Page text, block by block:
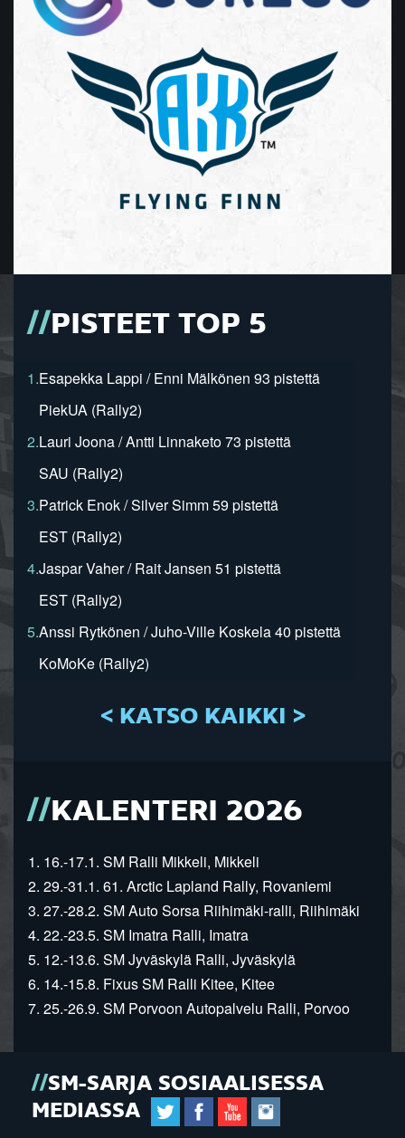
PISTEET TOP 5
1.Esapekka Lappi / Enni Mälkönen 93 pistettä
PiekUA (Rally2)
2.Lauri Joona / Antti Linnaketo 73 pistettä
SAU (Rally2)
3.Patrick Enok / Silver Simm 59 pistettä
EST (Rally2)
4.Jaspar Vaher / Rait Jansen 51 pistettä
EST (Rally2)
5.Anssi Rytkönen / Juho-Ville Koskela 40 pistettä
KoMoKe (Rally2)
< KATSO KAIKKI >
KALENTERI 2026
1. 16.-17.1. SM Ralli Mikkeli, Mikkeli
2. 29.-31.1. 61. Arctic Lapland Rally, Rovaniemi
3. 27.-28.2. SM Auto Sorsa Riihimäki-ralli, Riihimäki
4. 22.-23.5. SM Imatra Ralli, Imatra
5. 12.-13.6. SM Jyväskylä Ralli, Jyväskylä
6. 14.-15.8. Fixus SM Ralli Kitee, Kitee
7. 25.-26.9. SM Porvoon Autopalvelu Ralli, Porvoo
SM-SARJA SOSIAALISESSA
MEDIASSA